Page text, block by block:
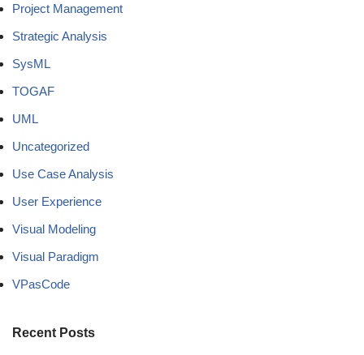
Project Management
Strategic Analysis
SysML
TOGAF
UML
Uncategorized
Use Case Analysis
User Experience
Visual Modeling
Visual Paradigm
VPasCode
Recent Posts